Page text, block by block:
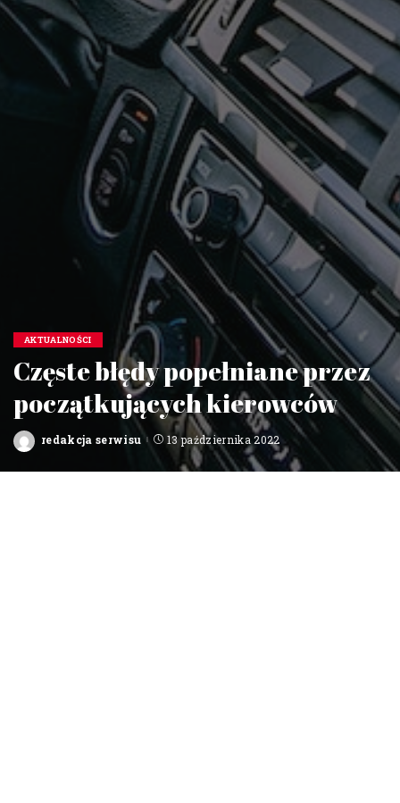
AKTUALNOŚCI
Częste błędy popełniane przez
początkujących kierowców
Posted
redakcja serwisu 13 października 2022